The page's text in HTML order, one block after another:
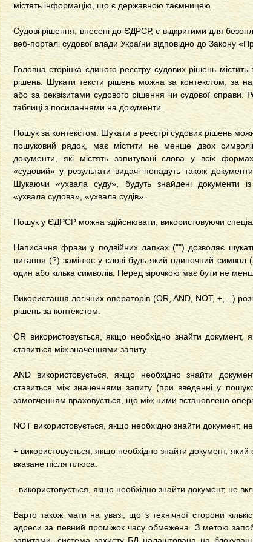
містять інформацію, що є державною таємницею.
Судові рішення, внесені до ЄДРСР, є відкритими для
веб-порталі судової влади України відповідно до Закону
Головна сторінка єдиного реєстру судових рішень
рішень. Шукати тексти рішень можна за контекстом, за
або за реквізитами судового рішення чи судової справи.
таблиці з посиланнями на документи.
Пошук за контекстом. Шукати в реєстрі судових рішень
пошуковий рядок, має містити не менше двох
документи, які містять запитувані слова у всіх
«судовий» у результати видачі попадуть також
Шукаючи «ухвала суду», будуть знайдені документи
«ухвала судова», «ухвала судів».
Пошук у ЄДРСР можна здійснювати, використовуючи
Написання фрази у подвійних лапках ("") дозволяє шукати
питання (?) замінює у слові будь-який одиночний символ
один або кілька символів. Перед зірочкою має бути не
Використання логічних операторів (OR, AND, NOT, +, –)
рішень за контекстом.
OR використовується, якщо необхідно знайти документ,
ставиться між значеннями запиту.
AND використовується, якщо необхідно знайти
ставиться між значеннями запиту (при введенні у
замовченням враховується, що між ними встановлено
NOT використовується, якщо необхідно знайти документ,
+ використовується, якщо необхідно знайти документ,
вказане після плюса.
- використовується, якщо необхідно знайти документ, не
Варто також мати на увазі, що з технічної сторони
адреси за певний проміжок часу обмежена. З метою